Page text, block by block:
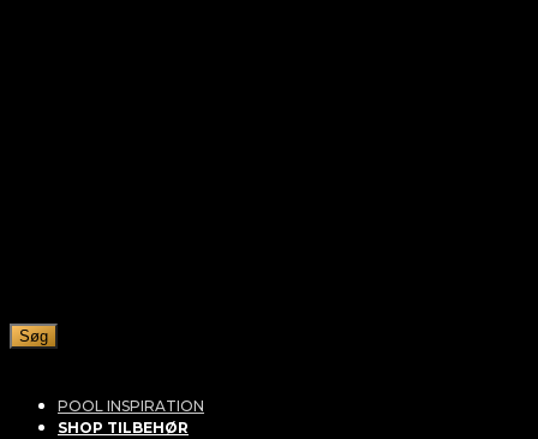
Søg
POOL INSPIRATION
SHOP TILBEHØR